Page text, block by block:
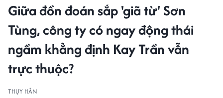
Giữa đồn đoán sắp 'giã từ' Sơn
Tùng, công ty có ngay động thái
ngầm khẳng định Kay Trần vẫn
trực thuộc?
THỤY HÂN